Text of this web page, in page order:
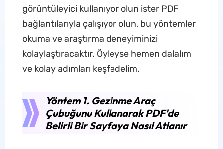
görüntüleyici kullanıyor olun ister PDF
bağlantılarıyla çalışıyor olun, bu yöntemler
okuma ve araştırma deneyiminizi
kolaylaştıracaktır. Öyleyse hemen dalalım
ve kolay adımları keşfedelim.
Yöntem 1. Gezinme Araç
Çubuğunu Kullanarak PDF'de
Belirli Bir Sayfaya Nasıl Atlanır